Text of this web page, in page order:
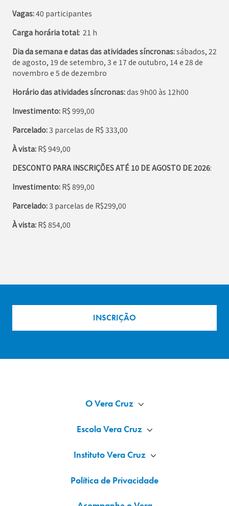
Vagas:40 participantes
Carga horária total: 21 h
Dia da semana e datas das atividades síncronas:sábados, 22
de agosto, 19 de setembro, 3 e 17 de outubro, 14 e 28 de
novembro e 5 de dezembro
Horário das atividades síncronas:das 9h00 às 12h00
Investimento: R$ 999,00
Parcelado:3 parcelas de R$ 333,00
À vista: R$ 949,00
DESCONTO PARA INSCRIÇÕES ATÉ 10 DE AGOSTO DE 2026:
Investimento: R$ 899,00
Parcelado:3 parcelas de R$299,00
À vista: R$ 854,00
INSCRIÇÃO
O Vera Cruz
Escola Vera Cruz
Instituto Vera Cruz
Política de Privacidade